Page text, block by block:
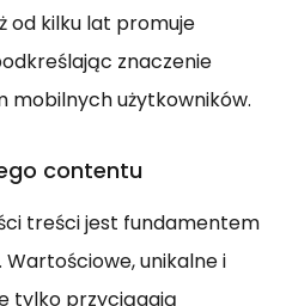
od kilku lat promuje
znaczenie
użytkowników.
contentu
treści jest fundamentem
Wartościowe, unikalne i
tylko przyciągają